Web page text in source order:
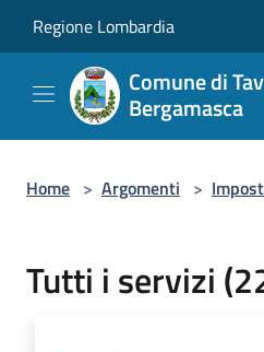
Regione Lombardia
Comune di
Bergamasca
Home > Argomenti >
Tutti i servizi